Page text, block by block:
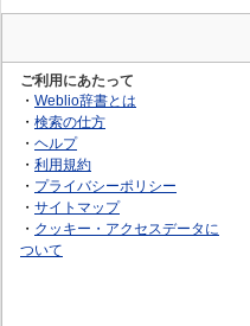
ご利用にあたって
・ Weblio辞書とは
・ 検索の仕方
・ ヘルプ
・ 利用規約
・ プライバシーポリシー
・ サイトマップ
・ クッキー・アクセスデータに
ついて